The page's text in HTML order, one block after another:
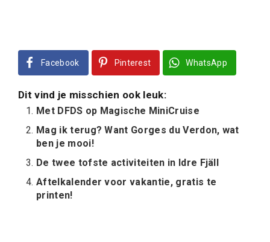
Facebook Pinterest WhatsApp
Dit vind je misschien ook leuk:
Met DFDS op Magische MiniCruise
Mag ik terug? Want Gorges du Verdon, wat
ben je mooi!
De twee tofste activiteiten in Idre Fjäll
Aftelkalender voor vakantie, gratis te
printen!